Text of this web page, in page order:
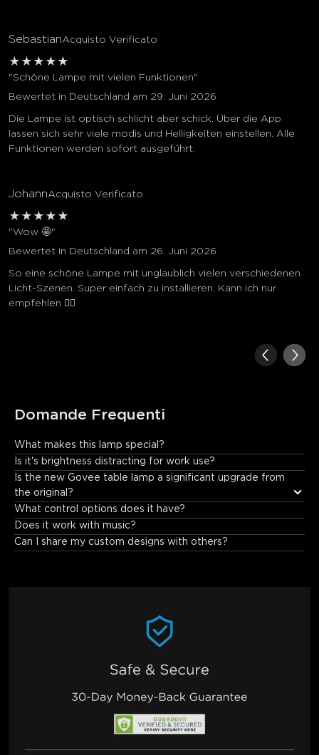
SebastianAcquisto Verificato
★ ★ ★ ★ ★
"Schöne Lampe mit vielen Funktionen"
Bewertet in Deutschland am 29. Juni 2026
Die Lampe ist optisch schlicht aber schick. Über die App
lassen sich sehr viele modis und Helligkeiten einstellen. Alle
Funktionen werden sofort ausgeführt.
JohannAcquisto Verificato
★ ★ ★ ★ ★
"Wow 🤩"
Bewertet in Deutschland am 26. Juni 2026
So eine schöne Lampe mit unglaublich vielen verschiedenen
Licht-Szenen. Super einfach zu installieren. Kann ich nur
empfehlen ☝🏻
Domande Frequenti
What makes this lamp special?
It offers: • Incredible color and lighting effects. • Fun music
synchronization. • Unique visual displays that create an
Is it's brightness distracting for work use?
Is the new Govee table lamp a significant upgrade from
the original?
What control options does it have?
Does it work with music?
Can I share my custom designs with others?